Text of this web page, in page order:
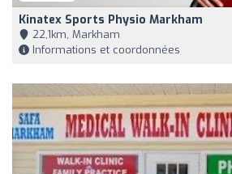
Kinatex Sports Physio Markham
22,1km, Markham
Informations et coordonnées